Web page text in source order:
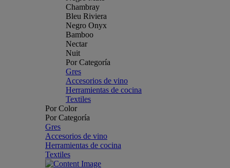
Chambray
Bleu Riviera
Negro Onyx
Bamboo
Nectar
Nuit
Por Categoría
Gres
Accesorios de vino
Herramientas de cocina
Textiles
Por Color
Por Categoría
Gres
Accesorios de vino
Herramientas de cocina
Textiles